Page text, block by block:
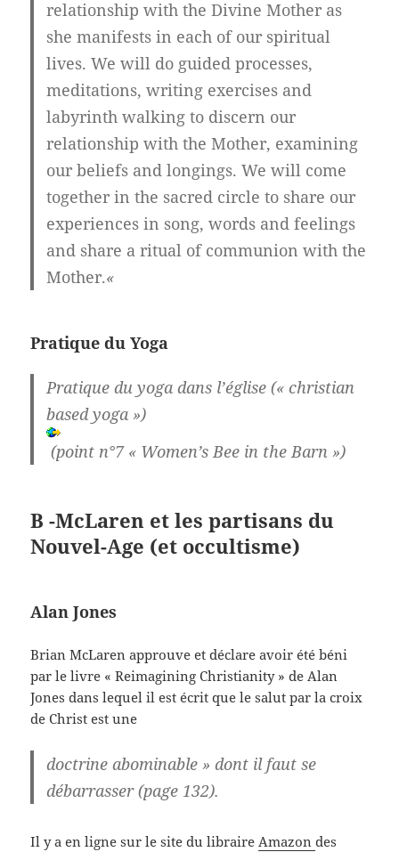
relationship with the Divine Mother as
she manifests in each of our spiritual
lives. We will do guided processes,
meditations, writing exercises and
labyrinth walking to discern our
relationship with the Mother, examining
our beliefs and longings. We will come
together in the sacred circle to share our
experiences in song, words and feelings
and share a ritual of communion with the
Mother.«
Pratique du Yoga
Pratique du yoga dans l’église (« christian
based yoga »)
(point n°7 « Women’s Bee in the Barn »)
B -McLaren et les partisans du
Nouvel-Age (et occultisme)
Alan Jones
Brian McLaren approuve et déclare avoir été béni
par le livre « Reimagining Christianity » de Alan
Jones dans lequel il est écrit que le salut par la croix
de Christ est une
doctrine abominable » dont il faut se
débarrasser (page 132).
Il y a en ligne sur le site du libraireAmazondes